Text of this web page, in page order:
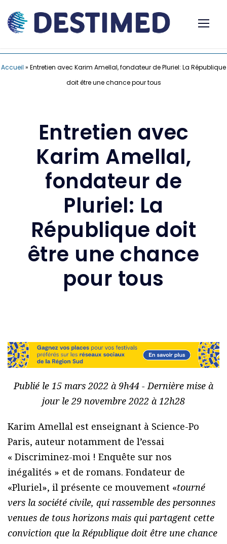
Accueil » Entretien avec Karim Amellal, fondateur de Pluriel: La République
doit être une chance pour tous
Entretien avec
Karim Amellal,
fondateur de
Pluriel: La
République doit
être une chance
pour tous
Publié le 15 mars 2022 à 9h44 - Dernière mise à
jour le 29 novembre 2022 à 12h28
Karim Amellal est enseignant à Science-Po
Paris, auteur notamment de l’essai
« Discriminez-moi ! Enquête sur nos
inégalités » et de romans. Fondateur de
«Pluriel», il présente ce mouvement «tourné
vers la société civile, qui rassemble des personnes
venues de tous horizons mais qui partagent cette
conviction que la République doit être une chance